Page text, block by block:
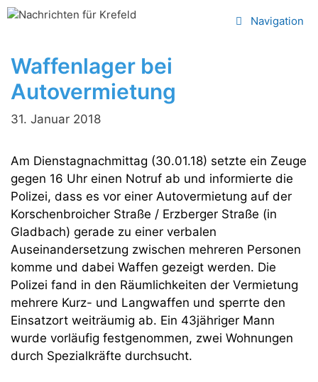
Zum
Navigation
Waffenlager bei
Autovermietung
31. Januar 2018
Am Dienstagnachmittag (30.01.18) setzte ein Zeuge
gegen 16 Uhr einen Notruf ab und informierte die
Polizei, dass es vor einer Autovermietung auf der
Korschenbroicher Straße / Erzberger Straße (in
Gladbach) gerade zu einer verbalen
Auseinandersetzung zwischen mehreren Personen
komme und dabei Waffen gezeigt werden. Die
Polizei fand in den Räumlichkeiten der Vermietung
mehrere Kurz- und Langwaffen und sperrte den
Einsatzort weiträumig ab. Ein 43jähriger Mann
wurde vorläufig festgenommen, zwei Wohnungen
durch Spezialkräfte durchsucht.